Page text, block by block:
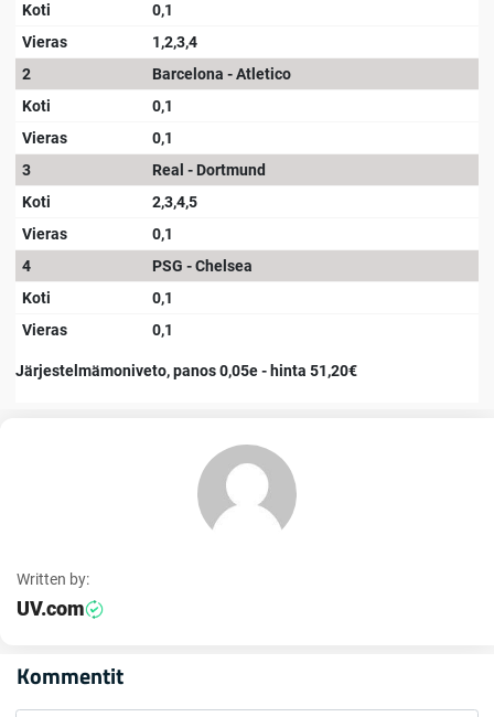
Koti
0,1
Vieras
1,2,3,4
2
Barcelona - Atletico
Koti
0,1
Vieras
0,1
3
Real - Dortmund
Koti
2,3,4,5
Vieras
0,1
4
PSG - Chelsea
Koti
0,1
Vieras
0,1
Järjestelmämoniveto, panos 0,05e - hinta 51,20€
Written by:
UV.com
Kommentit